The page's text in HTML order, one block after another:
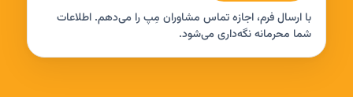
با ارسال فرم، اجازه تماس مشاوران مِپ را می‌دهم. اطلاعات
شما محرمانه نگه‌داری می‌شود.